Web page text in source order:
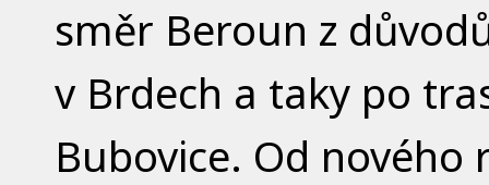
směr Beroun z
v Brdech a taky po
Bubovice. Od